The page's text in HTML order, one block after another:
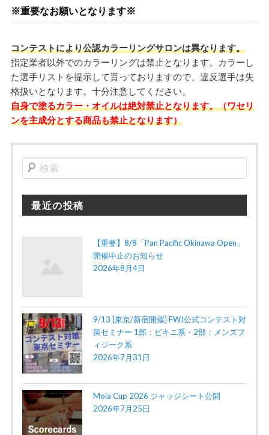
※重要なお願いとなります※
コンテストにより公認カラーリングサロンは異なります。
指定業者以外でのカラーリングは禁止となります。カラーし
た選手リストを提示して貰っておりますので、違反選手は失
格扱いとなります。十分注意してください。
自身で塗るカラー・オイルは絶対禁止となります。（ワセリ
ンを主成分とする商品も禁止となります）
検
索
最近の投稿
【重要】8/8「Pan Pacific Okinawa Open」
開催中止のお知らせ
2026年8月4日
9/13 [東京/新宿開催] FWJ公式コンテスト対
策セミナー 1部：ビキニ系・2部：メンズフ
ィジーク系
2026年7月31日
Mola Cup 2026 ジャッジシート公開
2026年7月25日